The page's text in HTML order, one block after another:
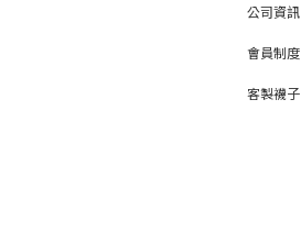
公司資訊
會員制度
客製襪子